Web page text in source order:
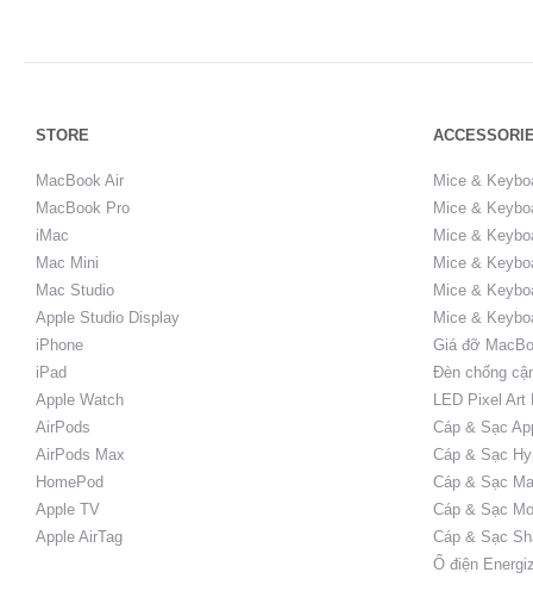
STORE
MacBook Air
MacBook Pro
iMac
Mac Mini
Mac Studio
Apple Studio Display
iPhone
iPad
Apple Watch
AirPods
AirPods Max
HomePod
Apple TV
Apple AirTag
Mice &
Mice &
Mice &
Mice &
Mice &
Mice &
Giá đỡ
Đèn chống
LED Pixel Art
Cáp & Sạc
Cáp & Sạc
Cáp & Sạc
Cáp & Sạc
Cáp & Sạc
Ổ điện